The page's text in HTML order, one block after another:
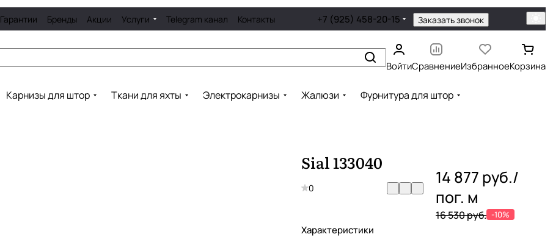
Гарантии Бренды Акции Услуги Telegram канал Контакты +7 (925) 458-20-15 Заказать звонок
ВойтиСравнениеИзбранноеКорзина
Карнизы для штор Ткани для яхты Электрокарнизы Жалюзи Фурнитура для штор
Sial 133040
0
Характеристики
14 877 руб./
пог. м
16 530 руб. -10%